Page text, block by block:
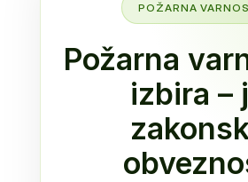
POŽARNA
Požarna
izbira –